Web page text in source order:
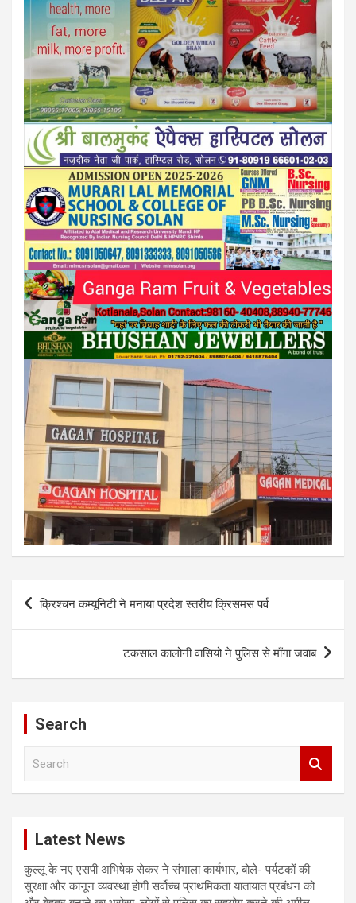
Post
navigation
क्रिश्चन कम्यूनिटी ने मनाया प्रदेश स्तरीय क्रिसमस पर्व
टकसाल कालोनी वासियो ने पुलिस से माँगा जवाब
Search
Latest News
कुल्लू के नए एसपी अभिषेक सेकर ने संभाला कार्यभार, बोले- पर्यटकों की
सुरक्षा और कानून व्यवस्था होगी सर्वोच्च प्राथमिकता यातायात प्रबंधन को